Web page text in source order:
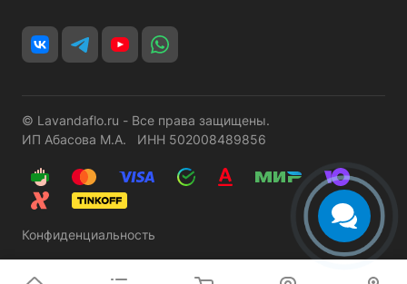
© Lavandaflo.ru - Все права защищены.
ИП Абасова М.А. ИНН 502008489856
Конфиденциальность